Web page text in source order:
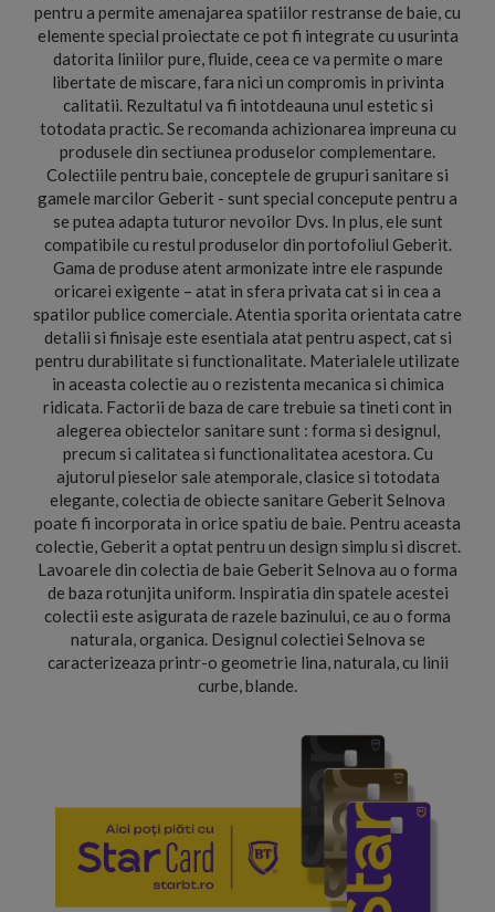
pentru a permite amenajarea spatiilor restranse de baie, cu
elemente special proiectate ce pot fi integrate cu usurinta
datorita liniilor pure, fluide, ceea ce va permite o mare
libertate de miscare, fara nici un compromis in privinta
calitatii. Rezultatul va fi intotdeauna unul estetic si
totodata practic. Se recomanda achizionarea impreuna cu
produsele din sectiunea produselor complementare.
Colectiile pentru baie, conceptele de grupuri sanitare si
gamele marcilor Geberit - sunt special concepute pentru a
se putea adapta tuturor nevoilor Dvs. In plus, ele sunt
compatibile cu restul produselor din portofoliul Geberit.
Gama de produse atent armonizate intre ele raspunde
oricarei exigente – atat in sfera privata cat si in cea a
spatilor publice comerciale. Atentia sporita orientata catre
detalii si finisaje este esentiala atat pentru aspect, cat si
pentru durabilitate si functionalitate. Materialele utilizate
in aceasta colectie au o rezistenta mecanica si chimica
ridicata. Factorii de baza de care trebuie sa tineti cont in
alegerea obiectelor sanitare sunt : forma si designul,
precum si calitatea si functionalitatea acestora. Cu
ajutorul pieselor sale atemporale, clasice si totodata
elegante, colectia de obiecte sanitare Geberit Selnova
poate fi incorporata in orice spatiu de baie. Pentru aceasta
colectie, Geberit a optat pentru un design simplu si discret.
Lavoarele din colectia de baie Geberit Selnova au o forma
de baza rotunjita uniform. Inspiratia din spatele acestei
colectii este asigurata de razele bazinului, ce au o forma
naturala, organica. Designul colectiei Selnova se
caracterizeaza printr-o geometrie lina, naturala, cu linii
curbe, blande.